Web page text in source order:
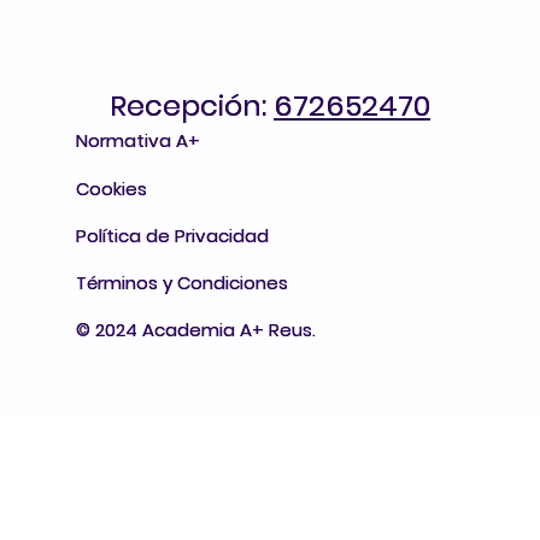
Recepción: 672652470
Cookies
Normativa A+
Política de Privacidad
Términos y Condiciones
© 2024 Academia A+ Reus.
Recepción: 672652470
Cookies
Normativa A+
Política de Privacidad
Términos y Condiciones
© 2024 Academia A+ Reus.